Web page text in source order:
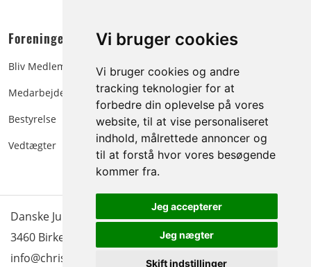
Vi bruger cookies
Vi bruger cookies og andre
tracking teknologier for at
forbedre din oplevelse på vores
website, til at vise personaliseret
indhold, målrettede annoncer og
til at forstå hvor vores besøgende
kommer fra.
Jeg accepterer
Jeg nægter
Skift indstillinger
Foreningen:
Bliv Medlem
Medarbejdere
Bestyrelse
Vedtægter
Danske Juletræer - træer & grønt | Blokken 15 | DK-
3460 Birkerød |
Tlf.: 45 35 24 12|
info@christmastree.dk